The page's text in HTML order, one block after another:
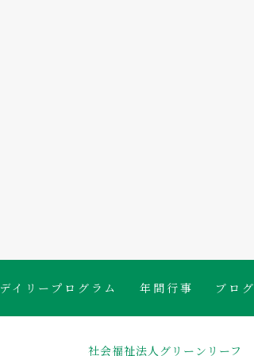
デイリープログラム 年間行事 ブログ
社会福祉法人グリーンリーフ